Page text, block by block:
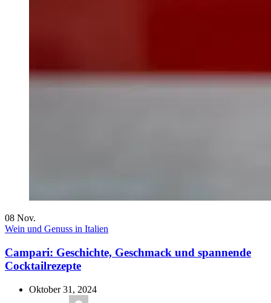
08 Nov.
Wein und Genuss in Italien
Campari: Geschichte, Geschmack und spannende
Cocktailrezepte
Oktober 31, 2024